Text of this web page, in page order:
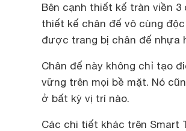
Bên cạnh thiết kế tràn viền 3
thiết kế chân đế vô cùng
được trang bị chân đế nhựa
Chân đế này không chỉ tạo
vững trên mọi bề mặt. Nó
ở bất kỳ vị trí nào.
Các chi tiết khác trên Smart